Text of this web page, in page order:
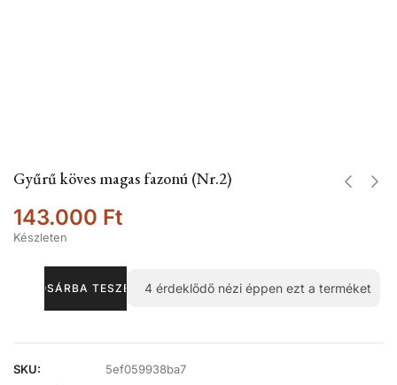
Gyűrű köves magas fazonú (Nr.2)
143.000 Ft
Készleten
KOSÁRBA TESZEM 4érdeklődő nézi éppen ezt a terméket
SKU:
5ef059938ba7